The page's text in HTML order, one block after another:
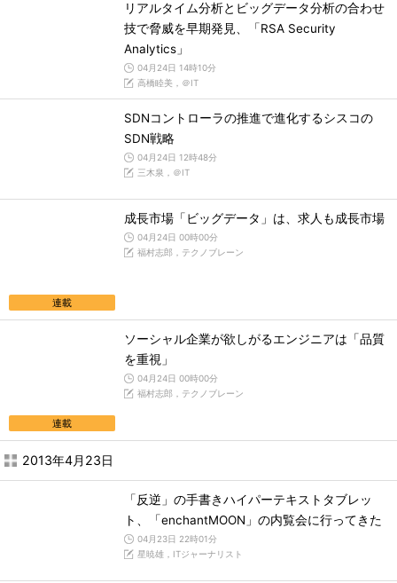
リアルタイム分析とビッグデータ分析の合わせ
技で脅威を早期発見、「RSA Security
Analytics」
04月24日 14時10分
高橋睦美，＠IT
SDNコントローラの推進で進化するシスコの
SDN戦略
04月24日 12時48分
三木泉，＠IT
連載
成長市場「ビッグデータ」は、求人も成長市場
04月24日 00時00分
福村志郎，テクノブレーン
連載
ソーシャル企業が欲しがるエンジニアは「品質
を重視」
04月24日 00時00分
福村志郎，テクノブレーン
2013年4月23日
「反逆」の手書きハイパーテキストタブレッ
ト、「enchantMOON」の内覧会に行ってきた
04月23日 22時01分
星暁雄，ITジャーナリスト